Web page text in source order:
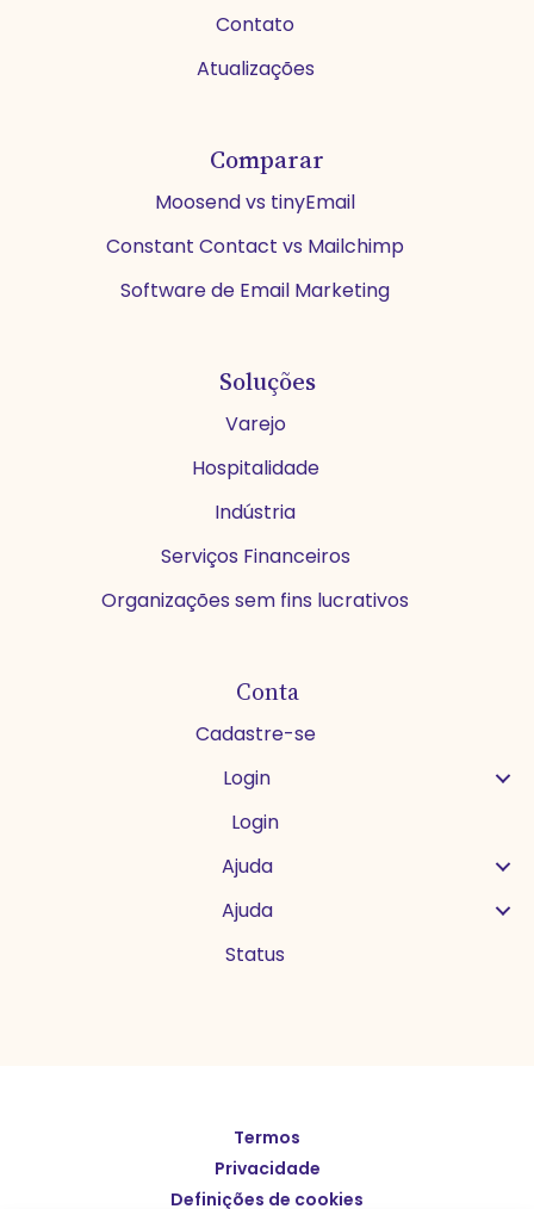
Contato
Atualizações
Comparar
Moosend vs tinyEmail
Constant Contact vs Mailchimp
Software de Email Marketing
Soluções
Varejo
Hospitalidade
Indústria
Serviços Financeiros
Organizações sem fins lucrativos
Conta
Cadastre-se
Login
Login
Ajuda
Ajuda
Status
Termos
Privacidade
Definições de cookies
English
Español